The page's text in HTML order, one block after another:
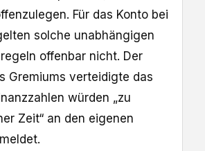
Für das Konto bei
solche unabhängigen
offenbar nicht. Der
Gremiums verteidigte das
würden „zu
Zeit“ an den eigenen